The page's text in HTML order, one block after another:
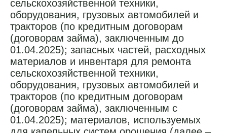
сельскохозяйственной техники,
оборудования, грузовых автомобилей и
тракторов (по кредитным договорам
(договорам займа), заключенным до
01.04.2025); запасных частей, расходных
материалов и инвентаря для ремонта
сельскохозяйственной техники,
оборудования, грузовых автомобилей и
тракторов (по кредитным договорам
(договорам займа), заключенным с
01.04.2025); материалов, используемых